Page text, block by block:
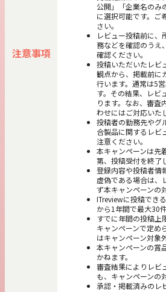
注意事項
公開」「企業名のみ
に選択可能です。ご
さい。
レビュー投稿前に、
務などを確認のうえ
確認ください。
投稿いただいたレビ
観点から、掲載前に
行います。通常は5
す。その結果、レビ
ります。なお、審査
わせにはご対応いた
投稿者の勤務先やグ
合製品に関するレビ
注意ください。
本キャンペーンは先
第、投稿受付を終了
登録内容や投稿者情
虚偽である場合は、
ず本キャンペーンの
ITreviewに投稿でき
から1年間で最大30
すでに年間の投稿上
キャンペーンで定め
はキャンペーン対象
本キャンペーンの賞
かねます。
審査結果によりレビ
も、キャンペーンの
承認・掲載済みのレ